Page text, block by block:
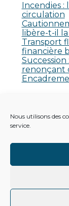
Nous utilisons des
service.
Incendies :
circulation
libère-t-il
Transport
financière
renonçant
Aucun